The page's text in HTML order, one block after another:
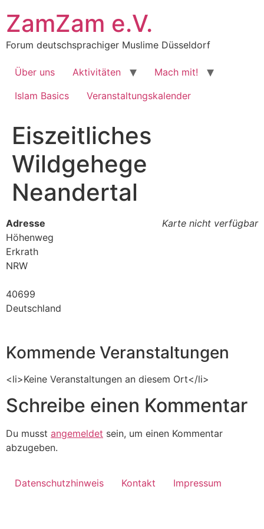
Inhalt
springen
ZamZam e.V.
Forum deutschsprachiger Muslime Düsseldorf
Über uns Aktivitäten
Mach mit!
Islam Basics
Veranstaltungskalender
Eiszeitliches
Wildgehege
Neandertal
Karte nicht verfügbar
Adresse
Höhenweg
Erkrath
NRW
40699
Deutschland
Kommende Veranstaltungen
<li>Keine Veranstaltungen an diesem Ort</li>
Schreibe einen Kommentar
Du musst angemeldet sein, um einen Kommentar
abzugeben.
Datenschutzhinweis Kontakt Impressum